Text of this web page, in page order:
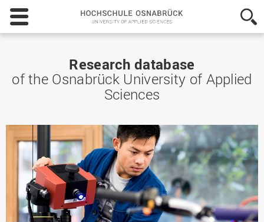
Hochschule
Osnabrück
-
Sciences
Research database
of the Osnabrück University of Applied
Sciences